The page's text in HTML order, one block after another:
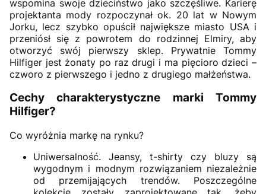
wspomina swoje dzieciństwo jako szczęśliwe. Karierę
projektanta mody rozpoczynał ok. 20 lat w Nowym
Jorku, lecz szybko opuścił największe miasto USA i
przeniósł się z powrotem do rodzinnej Elmiry, aby
otworzyć swój pierwszy sklep. Prywatnie Tommy
Hilfiger jest żonaty po raz drugi i ma pięcioro dzieci –
czworo z pierwszego i jedno z drugiego małżeństwa.
Cechy charakterystyczne marki Tommy
Hilfiger?
Co wyróżnia markę na rynku?
Uniwersalność. Jeansy, t-shirty czy bluzy są
wygodnym i modnym rozwiązaniem niezależnie
od przemijających trendów. Poszczególne